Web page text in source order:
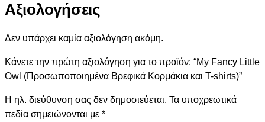
Αξιολογήσεις
Δεν υπάρχει καμία αξιολόγηση ακόμη.
Κάνετε την πρώτη αξιολόγηση για το προϊόν: “My Fancy Little
Owl (Προσωποποιημένα Βρεφικά Κορμάκια και T-shirts)”
Η ηλ. διεύθυνση σας δεν δημοσιεύεται. Τα υποχρεωτικά
πεδία σημειώνονται με *